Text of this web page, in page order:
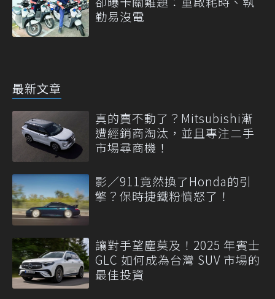
勤易沒電
最新文章
真的賣不動了？Mitsubishi漸
遭經銷商淘汰，並且專注二手
市場尋商機！
影／911竟然換了Honda的引
擎？保時捷鐵粉憤怒了！
讓對手望塵莫及！2025 年賓士
GLC 如何成為台灣 SUV 市場的
最佳投資